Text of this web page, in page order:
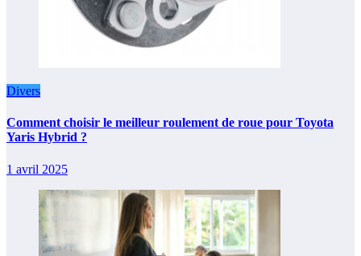
Divers
Comment choisir le meilleur roulement de roue pour Toyota
Yaris Hybrid ?
1 avril 2025